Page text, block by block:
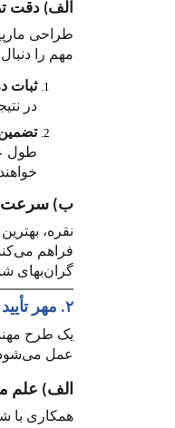
الف) دقت
طراحی
مهم را
ثبات
در
طول
ب) سرعت
نقره،
فراهم
گران‌بهای
۲. مهر
یک طرح
عمل می‌شود
الف) علم
همکاری با